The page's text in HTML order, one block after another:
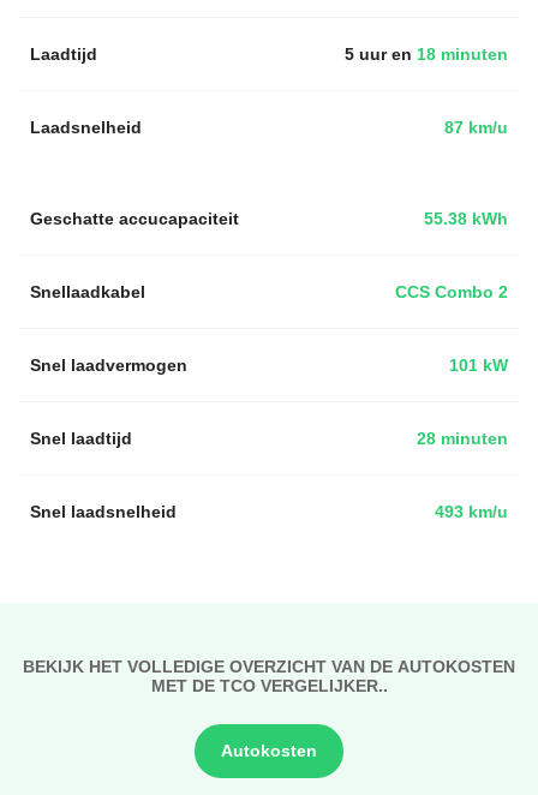
Laadtijd 5 uur en 18 minuten
Laadsnelheid 87 km/u
55.38 kWh
Geschatte accucapaciteit
Snellaadkabel CCS Combo 2
Snel laadvermogen 101 kW
Snel laadtijd 28 minuten
Snel laadsnelheid 493 km/u
BEKIJK HET VOLLEDIGE OVERZICHT VAN DE AUTOKOSTEN
MET DE TCO VERGELIJKER..
Autokosten